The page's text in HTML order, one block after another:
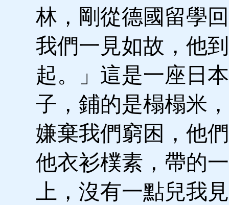
林，剛從德國留學
我們一見如故，他
起。」這是一座日
子，鋪的是榻榻米
嫌棄我們窮困，他
他衣衫樸素，帶的
上，沒有一點兒我